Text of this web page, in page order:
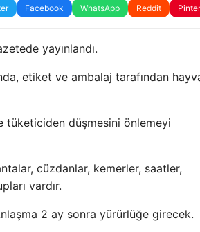
Facebook WhatsApp Reddit
yayınlandı.
etiket ve ambalaj tarafından
tüketiciden düşmesini önlemeyi
cüzdanlar, kemerler, saatler,
vardır.
2 ay sonra yürürlüğe girecek.